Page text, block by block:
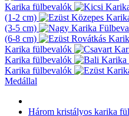
Karika fülbevalók
(1-2 cm)
(3-5 cm)
(6-8 cm)
Karika fülbevalók
Karika fülbevalók
Karika fülbevalók
Medállal
Három kristályos karika